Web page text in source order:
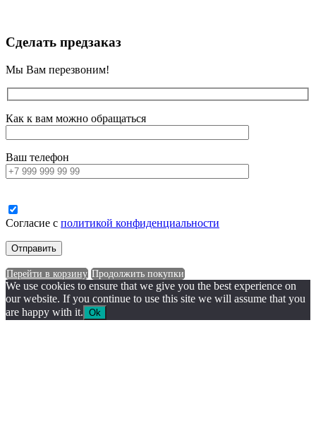
Сделать предзаказ
Мы Вам перезвоним!
Как к вам можно обращаться
Ваш телефон
Согласие с политикой конфиденциальности
Перейти в корзину Продолжить покупки
We use cookies to ensure that we give you the best experience on
our website. If you continue to use this site we will assume that you
are happy with it. Ok